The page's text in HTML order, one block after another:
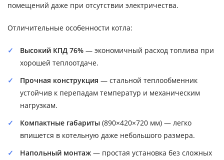
помещений даже при отсутствии электричества.
Отличительные особенности котла:
Высокий КПД 76% — экономичный расход топлива при
хорошей теплоотдаче.
Прочная конструкция — стальной теплообменник
устойчив к перепадам температур и механическим
нагрузкам.
Компактные габариты (890×420×720 мм) — легко
впишется в котельную даже небольшого размера.
Напольный монтаж — простая установка без сложных